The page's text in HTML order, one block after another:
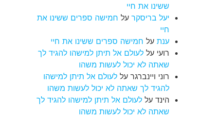
ששינו את חיי
יעל בריסקר על חמישה ספרים ששינו את
חיי
ענת על חמישה ספרים ששינו את חיי
רועי על לעולם אל תיתן למישהו להגיד לך
שאתה לא יכול לעשות משהו
רוני ויינברגר על לעולם אל תיתן למישהו
להגיד לך שאתה לא יכול לעשות משהו
הינד על לעולם אל תיתן למישהו להגיד לך
שאתה לא יכול לעשות משהו